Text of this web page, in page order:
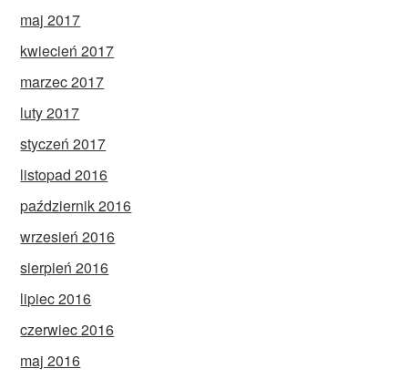
maj 2017
kwiecień 2017
marzec 2017
luty 2017
styczeń 2017
listopad 2016
październik 2016
wrzesień 2016
sierpień 2016
lipiec 2016
czerwiec 2016
maj 2016